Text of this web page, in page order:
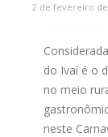
2 de fevereiro de
do Ivaí é o
no meio
neste